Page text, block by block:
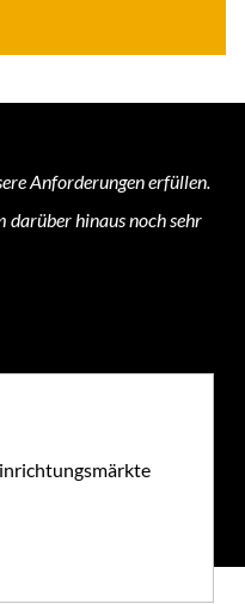
Anforderungen erfüllen.
darüber hinaus noch sehr